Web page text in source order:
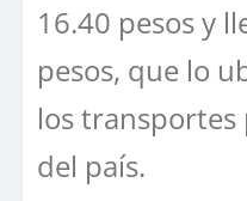
16.40 pesos y
pesos, que lo
los transportes
del país.